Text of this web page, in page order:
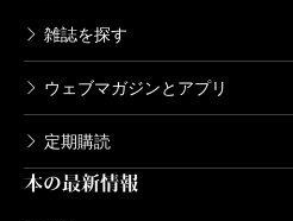
雑誌を探す
ウェブマガジンとアプリ
定期購読
本の最新情報